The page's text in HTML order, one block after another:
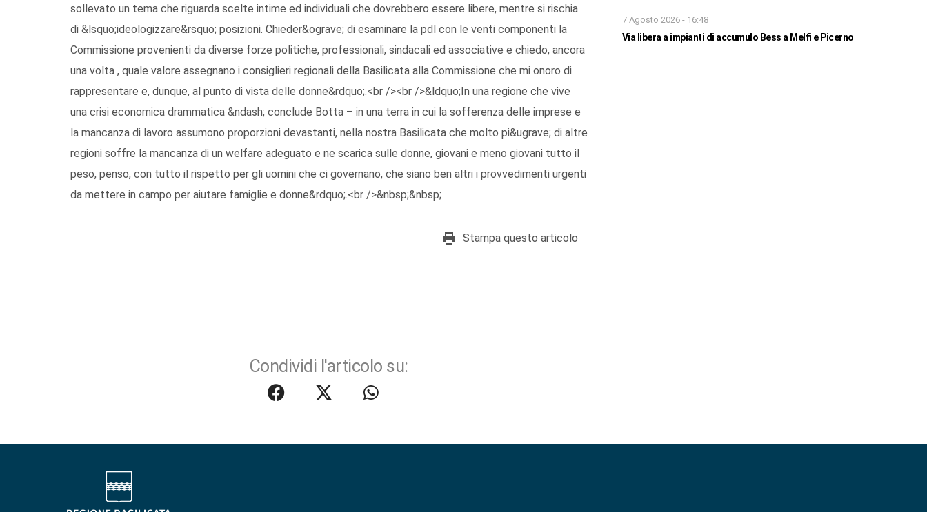
sollevato un tema che riguarda scelte intime ed individuali che dovrebbero essere libere, mentre si rischia
di &lsquo;ideologizzare&rsquo; posizioni. Chieder&ograve; di esaminare la pdl con le venti componenti la
Commissione provenienti da diverse forze politiche, professionali, sindacali ed associative e chiedo, ancora
una volta , quale valore assegnano i consiglieri regionali della Basilicata alla Commissione che mi onoro di
rappresentare e, dunque, al punto di vista delle donne&rdquo;.<br /><br />&ldquo;In una regione che vive
una crisi economica drammatica &ndash; conclude Botta – in una terra in cui la sofferenza delle imprese e
la mancanza di lavoro assumono proporzioni devastanti, nella nostra Basilicata che molto pi&ugrave; di altre
regioni soffre la mancanza di un welfare adeguato e ne scarica sulle donne, giovani e meno giovani tutto il
peso, penso, con tutto il rispetto per gli uomini che ci governano, che siano ben altri i provvedimenti urgenti
da mettere in campo per aiutare famiglie e donne&rdquo;.<br />&nbsp;&nbsp;
Stampa questo articolo
Condividi l'articolo su:
7 Agosto 2026 - 16:48
Via libera a impianti di accumulo Bess a Melfi e Picerno